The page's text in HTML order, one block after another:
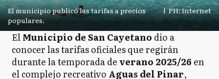
El municipio publicó las tarifas a precios
populares.
| PH: Internet
ElMunicipio de San Cayetano dio a
conocer las tarifas oficiales que regirán
durante la temporada deverano 2025/26 en
el complejo recreativo Aguas del Pinar,